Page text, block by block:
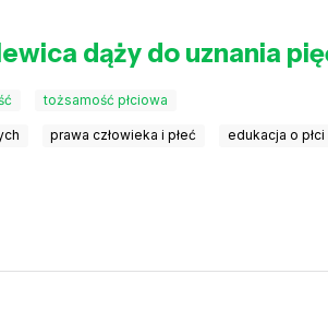
dąży do uznania
tożsamość płciowa
prawa człowieka i płeć edukacja o